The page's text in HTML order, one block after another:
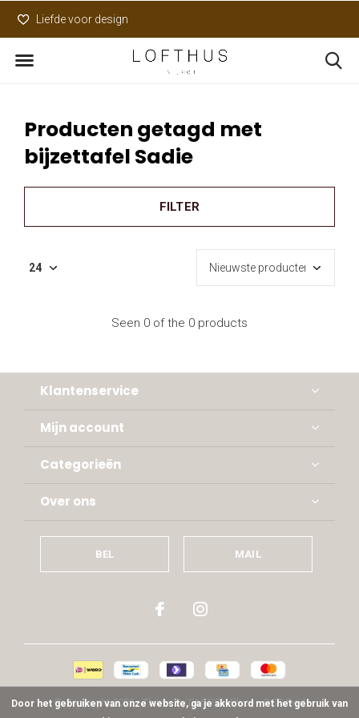
Liefde voor design
Producten getagd met
bijzettafel Sadie
FILTER
Seen 0 of the 0 products
Klantenservice
Mijn account
Categorieën
Over ons
BEL MAIL
© Copyright2026- Theme ByDMWSxPlus+ -RSS-feed
Door het gebruiken van onze website, ga je akkoord met het gebruik van